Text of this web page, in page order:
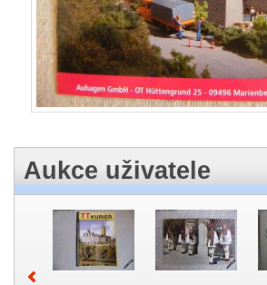
Aukce uživatele